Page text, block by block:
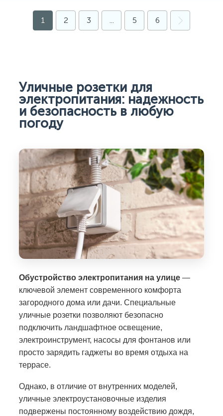
1 2 3 ... 5 6
Уличные розетки для
электропитания: надежность
и безопасность в любую
погоду
Обустройство электропитания на улице —
ключевой элемент современного комфорта
загородного дома или дачи. Специальные
уличные розетки позволяют безопасно
подключить ландшафтное освещение,
электроинструмент, насосы для фонтанов или
просто зарядить гаджеты во время отдыха на
террасе.
Однако, в отличие от внутренних моделей,
уличные электроустановочные изделия
подвержены постоянному воздействию дождя,